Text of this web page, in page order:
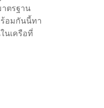
าตรฐาน
อมกันนี้ทา
นเครือที่